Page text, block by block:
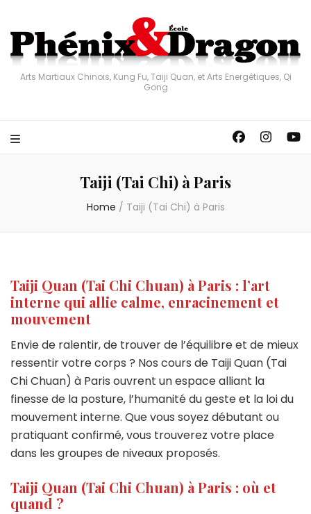
Arts Martiaux Chinois, Kung Fu, Taiji Quan, et Arts Energétiques, Qi
Gong
Taiji (Tai Chi) à Paris
Home / Taiji (Tai Chi) à Paris
Taiji Quan (Tai Chi Chuan) à Paris : l’art
interne qui allie calme, enracinement et
mouvement
Envie de ralentir, de trouver de l’équilibre et de mieux
ressentir votre corps ? Nos cours de Taiji Quan (Tai
Chi Chuan) à Paris ouvrent un espace alliant la
finesse de la posture, l’humanité du geste et la loi du
mouvement interne. Que vous soyez débutant ou
pratiquant confirmé, vous trouverez votre place
dans les groupes de niveaux proposés.
Taiji Quan (Tai Chi Chuan) à Paris : où et
quand ?